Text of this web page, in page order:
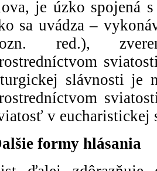
je úzko spojená
sa uvádza –
red.),
slávnosti je
v eucharistickej
formy hlásania